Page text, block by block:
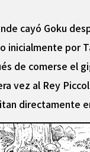
cayó Goku
inicialmente por
de comerse el
vez al Rey
directamente